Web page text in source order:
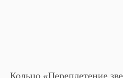
Кольцо «Переплетение